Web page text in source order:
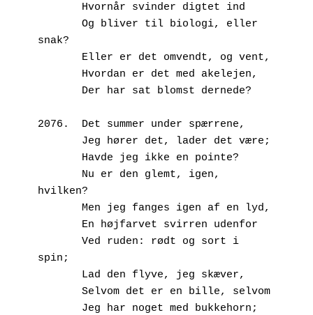
       Hvornår svinder digtet ind
snak?
       Eller er det omvendt, og vent,
       Hvordan er det med akelejen,
       Der har sat blomst dernede?
2076.  Det summer under spærrene,
       Jeg hører det, lader det være;
       Havde jeg ikke en pointe?
hvilken?
       Men jeg fanges igen af en lyd,
       En højfarvet svirren udenfor
spin;
       Lad den flyve, jeg skæver,
       Selvom det er en bille, selvom
       Jeg har noget med bukkehorn;